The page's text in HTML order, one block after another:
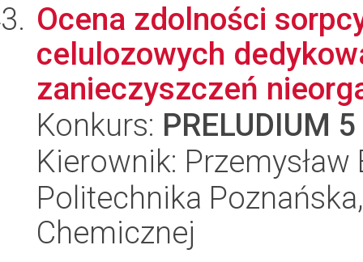
Ocena zdolności
celulozowych
zanieczyszczeń
Konkurs: PRELUDIUM 5
Kierownik: Przemysław
Politechnika
Chemicznej